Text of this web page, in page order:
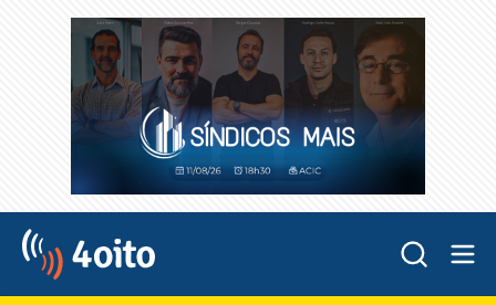
4oito